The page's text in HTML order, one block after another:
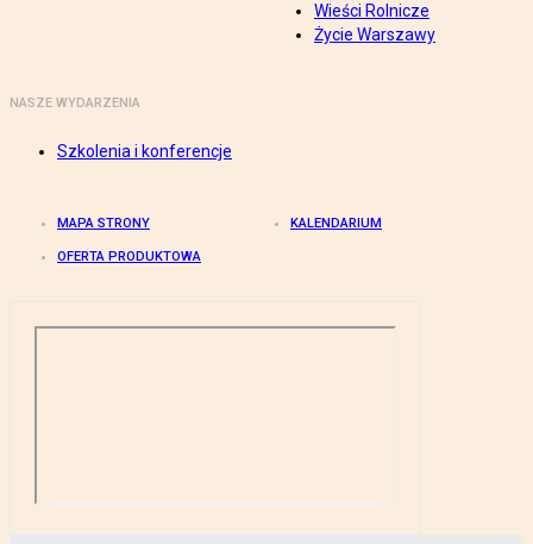
Wieści Rolnicze
Życie Warszawy
NASZE WYDARZENIA
Szkolenia i konferencje
MAPA STRONY KALENDARIUM
OFERTA PRODUKTOWA